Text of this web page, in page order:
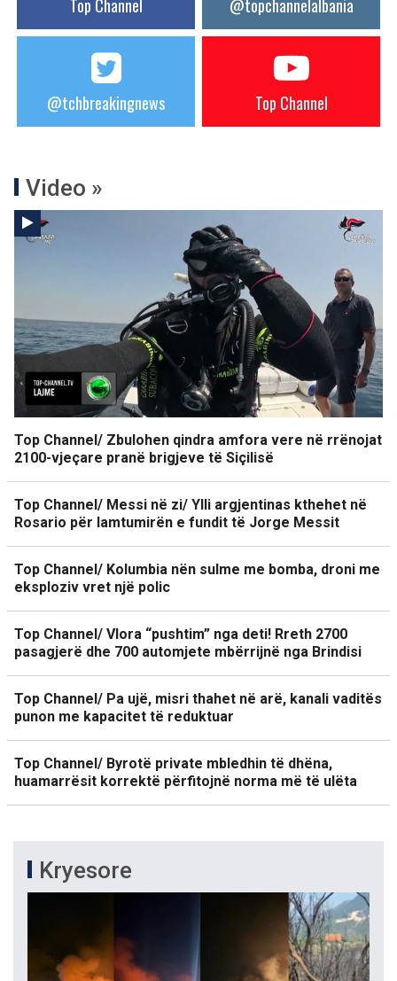
Top Channel @topchannelalbania
@tchbreakingnews Top Channel
Video »
Top Channel/ Zbulohen qindra amfora vere në rrënojat
2100-vjeçare pranë brigjeve të Siçilisë
Top Channel/ Messi në zi/ Ylli argjentinas kthehet në
Rosario për lamtumirën e fundit të Jorge Messit
Top Channel/ Kolumbia nën sulme me bomba, droni me
eksploziv vret një polic
Top Channel/ Vlora “pushtim” nga deti! Rreth 2700
pasagjerë dhe 700 automjete mbërrijnë nga Brindisi
Top Channel/ Pa ujë, misri thahet në arë, kanali vaditës
punon me kapacitet të reduktuar
Top Channel/ Byrotë private mbledhin të dhëna,
huamarrësit korrektë përfitojnë norma më të ulëta
Kryesore